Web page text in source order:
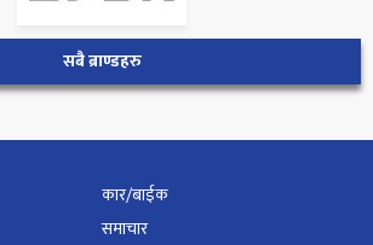
सबै ब्राण्डहरु
कार/बाईक
समाचार